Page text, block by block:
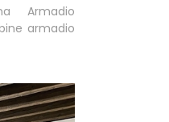
Armadio
armadio